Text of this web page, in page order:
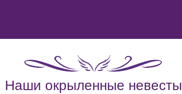
Наши окрыленные невесты